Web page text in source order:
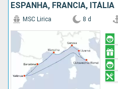
ESPANHA, FRANCIA, ITÁLIA
MSC Lirica 8 d